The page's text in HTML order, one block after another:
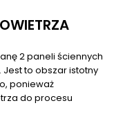
2 paneli ściennych
to obszar istotny
ponieważ
do procesu